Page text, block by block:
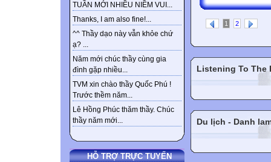
TUẦN MỚI NHIỀU NIỀM VUI...
Thanks, I am also fine!...
^^ Thầy dạo này vẫn khỏe chứ
ạ? ...
Năm mới chúc thầy cùng gia
đình gặp nhiều...
TVM xin chào thầy Quốc Phú !
Trước thềm năm...
Lê Hồng Phúc thăm thầy. Chúc
thầy năm mới...
HỖ TRỢ TRỰC TUYẾN
1 2
Listening To The
Du lịch - Danh